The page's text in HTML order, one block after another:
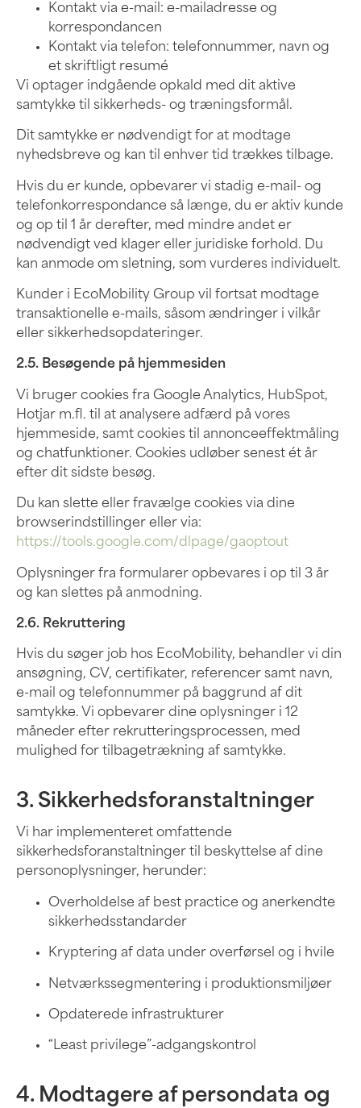
Kontakt via e-mail: e-mailadresse og
korrespondancen
Kontakt via telefon: telefonnummer, navn og
et skriftligt resumé
Vi optager indgående opkald med dit aktive
samtykke til sikkerheds- og træningsformål.
Dit samtykke er nødvendigt for at modtage
nyhedsbreve og kan til enhver tid trækkes tilbage.
Hvis du er kunde, opbevarer vi stadig e-mail- og
telefonkorrespondance så længe, du er aktiv kunde
og op til 1 år derefter, med mindre andet er
nødvendigt ved klager eller juridiske forhold. Du
kan anmode om sletning, som vurderes individuelt.
Kunder i EcoMobility Group vil fortsat modtage
transaktionelle e-mails, såsom ændringer i vilkår
eller sikkerhedsopdateringer.
2.5. Besøgende på hjemmesiden
Vi bruger cookies fra Google Analytics, HubSpot,
Hotjar m.fl. til at analysere adfærd på vores
hjemmeside, samt cookies til annonceeffektmåling
og chatfunktioner. Cookies udløber senest ét år
efter dit sidste besøg.
Du kan slette eller fravælge cookies via dine
browserindstillinger eller via:
https://tools.google.com/dlpage/gaoptout
Oplysninger fra formularer opbevares i op til 3 år
og kan slettes på anmodning.
2.6. Rekruttering
Hvis du søger job hos EcoMobility, behandler vi din
ansøgning, CV, certifikater, referencer samt navn,
e-mail og telefonnummer på baggrund af dit
samtykke. Vi opbevarer dine oplysninger i 12
måneder efter rekrutteringsprocessen, med
mulighed for tilbagetrækning af samtykke.
3. Sikkerhedsforanstaltninger
Vi har implementeret omfattende
sikkerhedsforanstaltninger til beskyttelse af dine
personoplysninger, herunder:
Overholdelse af best practice og anerkendte
sikkerhedsstandarder
Kryptering af data under overførsel og i hvile
Netværkssegmentering i produktionsmiljøer
Opdaterede infrastrukturer
“Least privilege”-adgangskontrol
4. Modtagere af persondata og